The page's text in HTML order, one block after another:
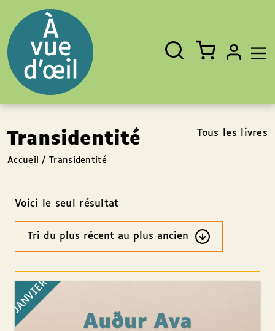
Fermer
Rechercher
un
livre,
un
auteur,
un
EAN
Transidentité Tous les livres
Accueil / Transidentité
Voici le seul résultat
Ordre
JANVIER